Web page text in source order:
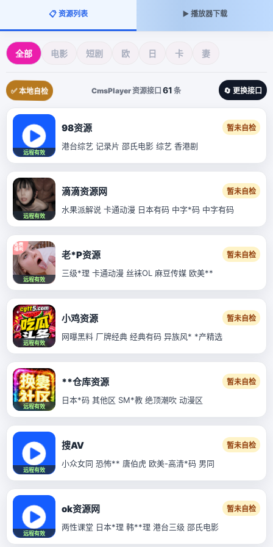
📋 资源列表 ▶️ 播放器下载
全部 电影 短剧 欧 日 卡 妻
✅ 本地自检 CmsPlayer 资源接口 61 条 🔄 更换接口
远程有效
98资源 暂未自检
港台综艺 记录片 邵氏电影 综艺 香港剧
远程有效
滴滴资源网 暂未自检
水果派解说 卡通动漫 日本有码 中字*码 中字有码
远程有效
老*P资源 暂未自检
三级*理 卡通动漫 丝袜OL 麻豆传媒 欧美**
远程有效
小鸡资源 暂未自检
网曝黑料 厂牌经典 经典有码 异族风* *产精选
远程有效
**仓库资源 暂未自检
日本*码 其他区 SM*教 绝顶潮吹 动漫区
远程有效
搜AV 暂未自检
小众女同 恐怖** 唐伯虎 欧美-高清*码 男同
远程有效
ok资源网 暂未自检
两性课堂 日本*理 韩**理 港台三级 邵氏电影